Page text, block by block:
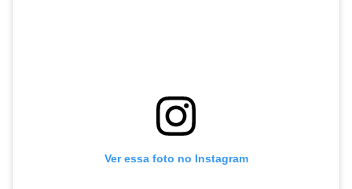
Ver essa foto no Instagram